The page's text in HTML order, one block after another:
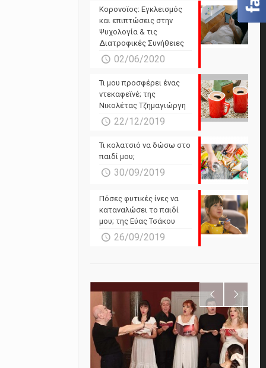
Κορονοϊος: Εγκλεισμός
και επιπτώσεις στην
Ψυχολογία & τις
Διατροφικές Συνήθειες
02/06/2020
Τι μου προσφέρει ένας
ντεκαφεϊνέ; της
Νικολέτας Τζημαγιώργη
22/12/2019
Τι κολατσιό να δώσω στο
παιδί μου;
30/09/2019
Πόσες φυτικές ίνες να
καταναλώσει το παιδί
μου; της Εύας Τσάκου
26/09/2019